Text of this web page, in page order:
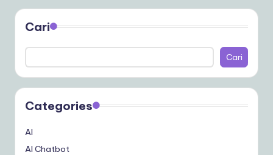
Cari
Cari
Categories
AI
AI Chatbot